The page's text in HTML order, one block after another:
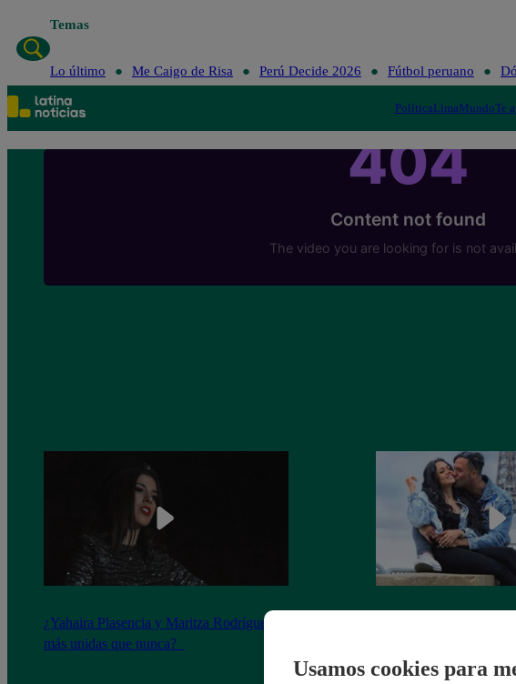
Temas
Lo último Me Caigo de Risa Perú Decide 2026 Fútbol peruano
PolíticaLimaMundoTe
¿Yahaira Plasencia y Maritza Rodríguez
más unidas que nunca?
contundente mensaje
Usamos cookies para